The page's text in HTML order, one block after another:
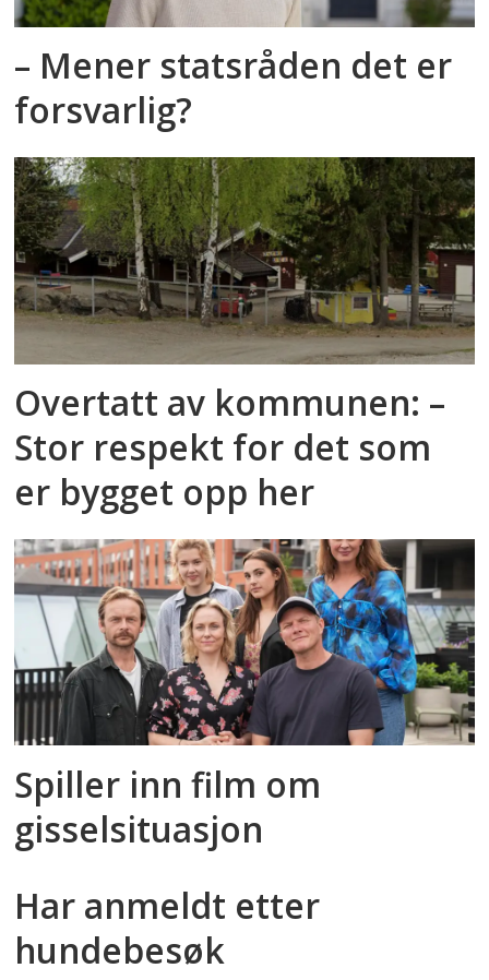
– Mener statsråden det er
forsvarlig?
Overtatt av kommunen: –
Stor respekt for det som
er bygget opp her
Spiller inn film om
gisselsituasjon
Har anmeldt etter
hundebesøk